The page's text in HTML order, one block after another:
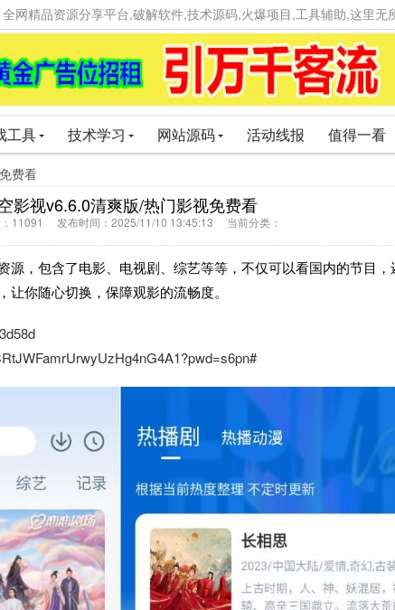
网精品资源分享平台,破解软件,技术源码,火爆项目,工具辅助,这里无
工具 技术学习 网站源码 活动线报 值得一看
费看
影视v6.6.0清爽版/热门影视免费看
：11091 发布时间：2025/11/10 13:45:13 当前分类：
源，包含了电影、电视剧、综艺等等，不仅可以看国内的节目
你随心切换，保障观影的流畅度。